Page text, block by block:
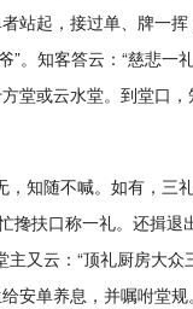
站起，接过单、牌一
。知客答云：“慈悲一
堂或云水堂。到堂口
知随不喊。如有，三
搀扶口称一礼。还揖
又云：“顶礼厨房大众
安单养息，并嘱咐堂